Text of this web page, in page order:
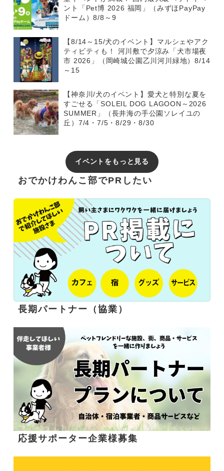
ント「Pet博 2026 福岡」（みずほPayPay
ドーム）8/8～9
【8/14～15/犬のイベント】マルシェやアク
ティビティも！ 河川敷で夕涼み「犬市場夜
市 2026」（岡崎城公園乙川河川緑地）8/14
～15
【神奈川/犬のイベント】愛犬と特別な夏を
すごせる「SOLEIL DOG LAGOON～2026
SUMMER」（長井海の手公園ソレイユの
丘）7/4・7/5・8/29・8/30
イベントをもっと見る
おでかけわんこ部でPRしたい
長期パートナー（協業）
応援サポーター企業様募集